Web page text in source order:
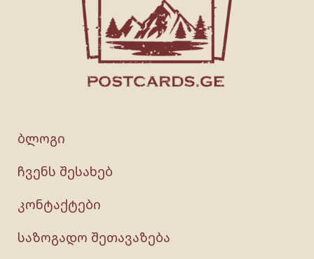
ბლოგი
ჩვენს შესახებ
კონტაქტები
საზოგადო შეთავაზება